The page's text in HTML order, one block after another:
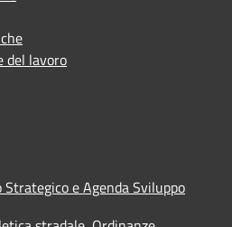
del lavoro
e Agenda Sviluppo